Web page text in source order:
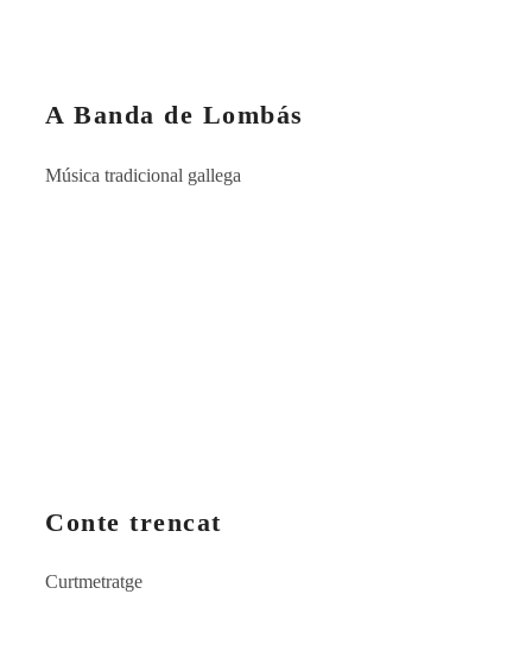
A Banda de Lombás
Música tradicional gallega
Conte trencat
Curtmetratge